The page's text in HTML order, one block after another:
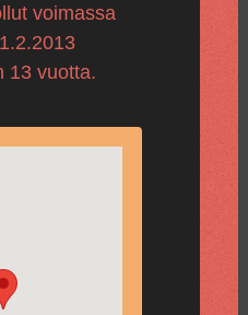
voimassa
13 vuotta.